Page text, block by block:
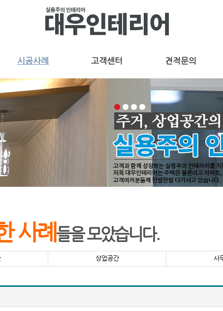
시공사례 고객센터 견적문의
사례 들을 모았습니다.
상업공간 사